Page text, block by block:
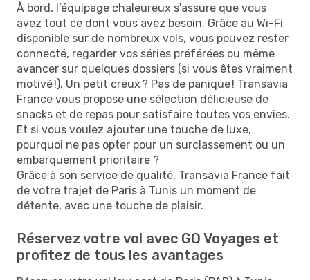
À bord, l’équipage chaleureux s'assure que vous
avez tout ce dont vous avez besoin. Grâce au Wi-Fi
disponible sur de nombreux vols, vous pouvez rester
connecté, regarder vos séries préférées ou même
avancer sur quelques dossiers (si vous êtes vraiment
motivé !). Un petit creux ? Pas de panique ! Transavia
France vous propose une sélection délicieuse de
snacks et de repas pour satisfaire toutes vos envies.
Et si vous voulez ajouter une touche de luxe,
pourquoi ne pas opter pour un surclassement ou un
embarquement prioritaire ?
Grâce à son service de qualité, Transavia France fait
de votre trajet de Paris à Tunis un moment de
détente, avec une touche de plaisir.
Réservez votre vol avec GO Voyages et
profitez de tous les avantages